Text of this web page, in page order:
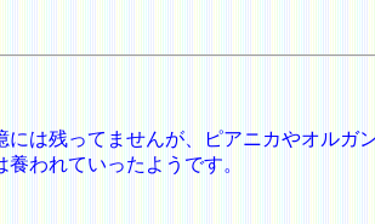
は残ってませんが、ピアニカやオル
われていったようです。